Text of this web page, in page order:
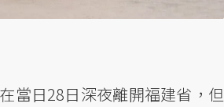
當日28日深夜離開福建省，但